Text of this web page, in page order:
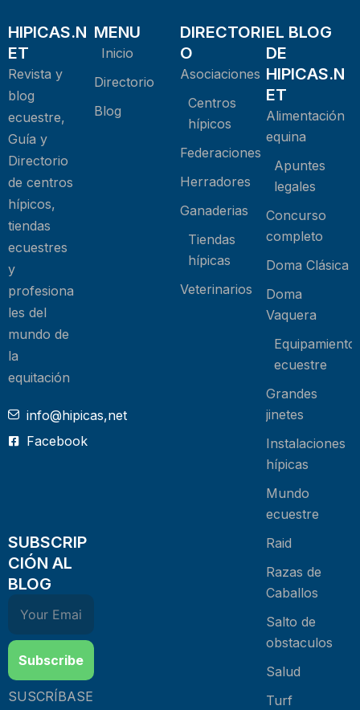
HIPICAS.N
ET
Revista y
blog
ecuestre,
Guía y
Directorio
de centros
hípicos,
tiendas
ecuestres
y
profesiona
les del
mundo de
la
equitación
info@hipicas,net
Facebook
SUBSCRIP
CIÓN AL
BLOG
Subscribe
SUSCRÍBASE
MENU
Inicio
Directorio
Blog
DIRECTORI
O
Asociaciones
Centros
hípicos
Federaciones
Herradores
Ganaderias
Tiendas
hípicas
Veterinarios
EL BLOG
DE
HIPICAS.N
ET
Alimentación
equina
Apuntes
legales
Concurso
completo
Doma Clásica
Doma
Vaquera
Equipamiento
ecuestre
Grandes
jinetes
Instalaciones
hípicas
Mundo
ecuestre
Raid
Razas de
Caballos
Salto de
obstaculos
Salud
Turf